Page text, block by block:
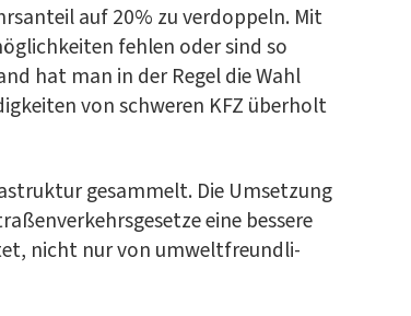
auf 20% zu ver­dop­peln. Mit
feh­len oder sind so
hat man in der Regel die Wahl
von schwe­ren KFZ über­holt
gesam­melt. Die Umset­zung
eine bes­se­re
nicht nur von umwelt­freund­li­